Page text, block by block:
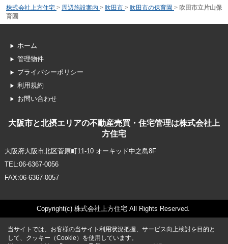
株式会社上方住宅 > 周辺施設案内 > 吹田市 > 吹田市の保育園 > 吹田市立片山保
育園
ホーム
管理物件
プライバシーポリシー
利用規約
お問い合わせ
大阪市と北摂エリアの不動産売買・住宅管理は株式会社上
方住宅
大阪府大阪市北区菅原町11-10 オーキッド中之島8F
TEL:06-6367-0056
FAX:06-6367-0057
Copyright(c) 株式会社上方住宅 All Rights Reserved.
当サイトでは、お客様の当サイト利用状況把握、サービス向上検討を目的と
して、クッキー（Cookie）を使用しています。